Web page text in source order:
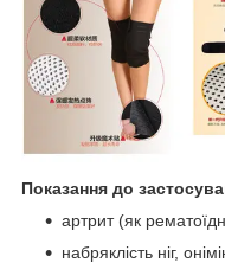
Показання до
артрит (як
набряклість ніг,